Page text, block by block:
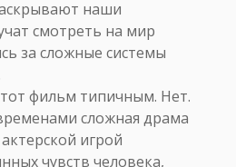
наши
смотреть на мир
за сложные системы
фильм типичным. Нет.
сложная драма
игрой
чувств человека,